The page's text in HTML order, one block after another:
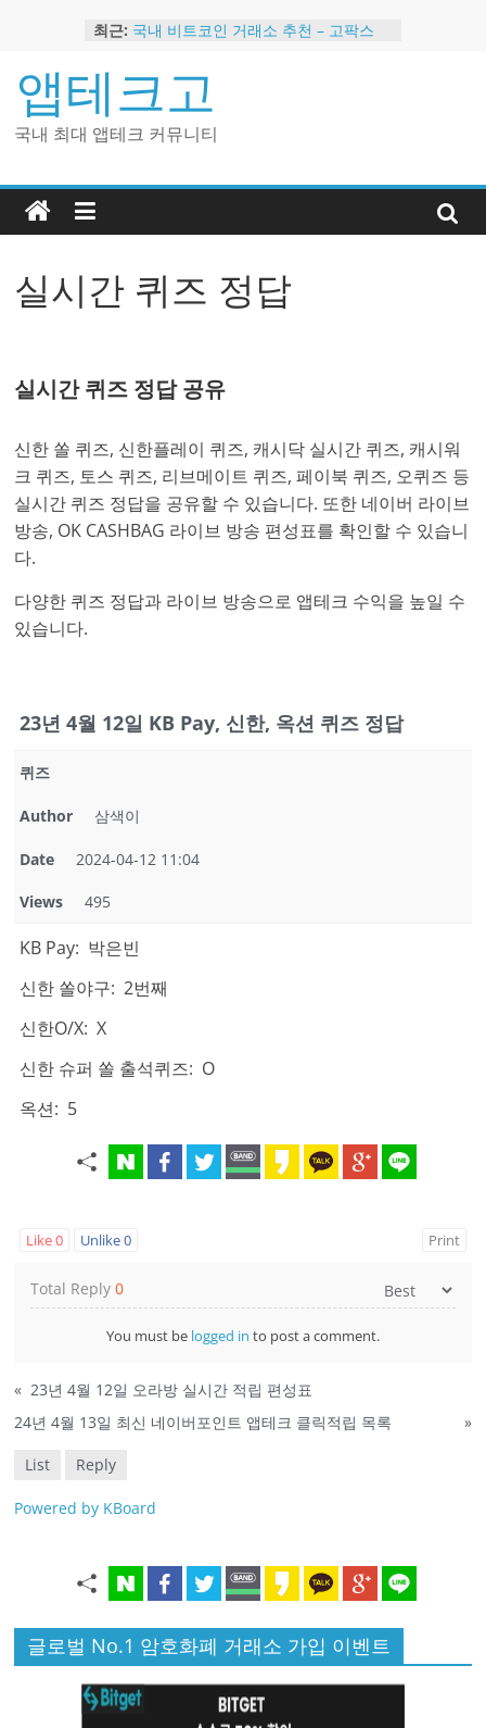
content
최근: 국내 비트코인 거래소 추천 – 고팍스
트
2024 강력히 추천하는 은행 멤버십 현
금 앱테크
해외 코인 거래소 추천 순위 BEST 2
앱테크고
국내 최대 앱테크 커뮤니티
실시간 퀴즈 정답
실시간 퀴즈 정답 공유
신한 쏠 퀴즈, 신한플레이 퀴즈, 캐시닥 실시간 퀴즈, 캐시워
크 퀴즈, 토스 퀴즈, 리브메이트 퀴즈, 페이북 퀴즈, 오퀴즈 등
실시간 퀴즈 정답을 공유할 수 있습니다. 또한 네이버 라이브
방송, OK CASHBAG 라이브 방송 편성표를 확인할 수 있습니
다.
다양한 퀴즈 정답과 라이브 방송으로 앱테크 수익을 높일 수
있습니다.
23년 4월 12일 KB Pay, 신한, 옥션 퀴즈 정답
퀴즈
Author 삼색이
Date 2024-04-12 11:04
Views 495
KB Pay: 박은빈
신한 쏠야구: 2번째
신한O/X: X
신한 슈퍼 쏠 출석퀴즈: O
옥션: 5
Like0 Unlike0 Print
Total Reply0
You must be logged in to post a comment.
« 23년 4월 12일 오라방 실시간 적립 편성표
24년 4월 13일 최신 네이버포인트 앱테크 클릭적립 목록
»
List Reply
Powered by KBoard
글로벌 No.1 암호화폐 거래소 가입 이벤트